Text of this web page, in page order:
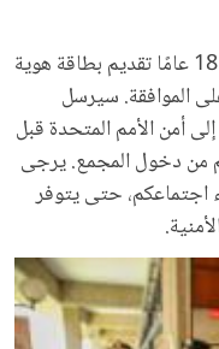
على جميع الزوار الذين تزيد أعمارهم عن 18 عامًا تقديم بطاقة هوية
الموافقة. سيرسل
أمن الأمم المتحدة قبل
من دخول المجمع. يرجى
من بدء اجتماعكم، حتى يتوفر